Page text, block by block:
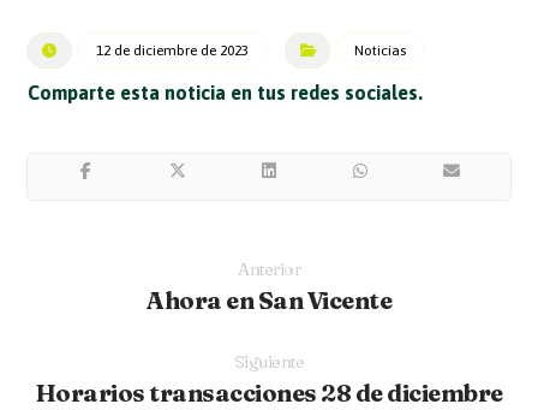
12 de diciembre de 2023 Noticias
Anterior
Ahora en San Vicente
Siguiente
Horarios transacciones 28 de diciembre